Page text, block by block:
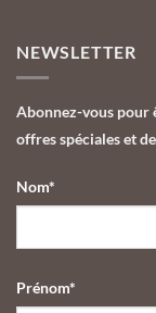
NEWSLETTER
Abonnez-vous pour
offres spéciales et
Nom*
Prénom*